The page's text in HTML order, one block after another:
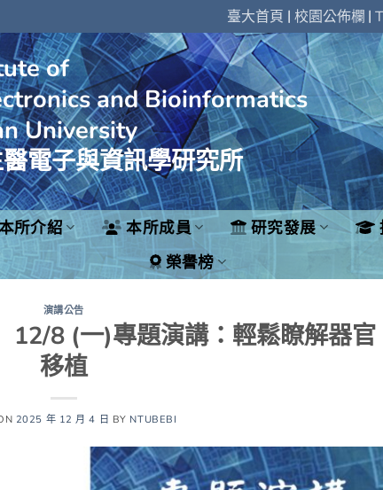
臺大首頁 |校園公佈欄 |
of
and Bioinformatics
University
電子與資訊學研究所
所介紹 本所成員 研究發展
榮譽榜
演講公告
12/8 (一)專題演講：輕鬆瞭解器官
移植
2025 年 12 月 4 日 BY NTUBEBI